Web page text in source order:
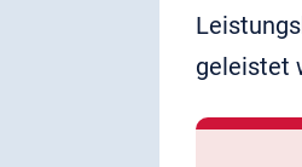
geleistet